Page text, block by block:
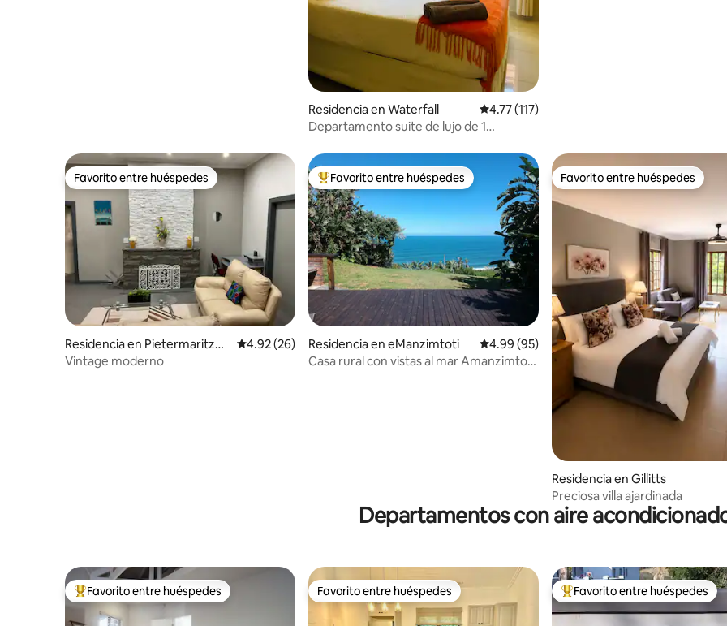
Residencia en Waterfall Calificación promedio: 4.77 de 5; 117
4.77 (117)
Departamento suite de lujo de 1
Favorito entre huéspedes
Favorito entre huéspedes
Residencia en Pietermaritzbu
rg
Calificación promedio: 4.92 de 5; 26 evaluaciones
4.92 (26)
Vintage moderno
De los mejores en Favorito entre huéspedes
Favorito entre huéspedes
Residencia en eManzimtoti Calificación promedio: 4.99 de 5; 95
4.99 (95)
Casa rural con vistas al mar Amanzimtoti,
Favorito entre huéspedes
Favorito entre huéspedes
Residencia en Gillitts
Preciosa villa ajardinada
Departamentos con aire
De los mejores en Favorito entre huéspedes
Favorito entre huéspedes Favorito entre huéspedes
Favorito entre huéspedes De los mejores en Favorito
Favorito entre huéspedes